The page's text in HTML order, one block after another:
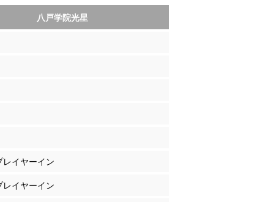
八戸学院光星
イヤーイン
イヤーイン